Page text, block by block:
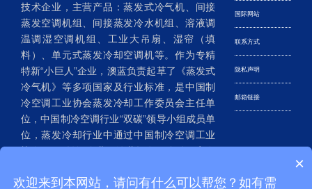
技术企业，主营产品：蒸发式冷气机、间接
蒸发空调机组、间接蒸发冷水机组、溶液调
温调湿空调机组、工业大吊扇、湿帘（填
料）、单元式蒸发冷却空调机等。作为专精
特新“小巨人”企业，澳蓝负责起草了《蒸发式
冷气机》等多项国家及行业标准，是中国制
冷空调工业协会蒸发冷却工作委员会主任单
位，中国制冷空调行业“双碳”领导小组成员单
位，蒸发冷却行业中通过中国制冷空调工业
协会CRAA认证企业。澳蓝拥有20多件国家发
已成为我国蒸发冷却空调行业的老牌企
国际网站
联系方式
隐私声明
邮箱链接
×
欢迎来到本网站，请问有什么可以帮您？如有需